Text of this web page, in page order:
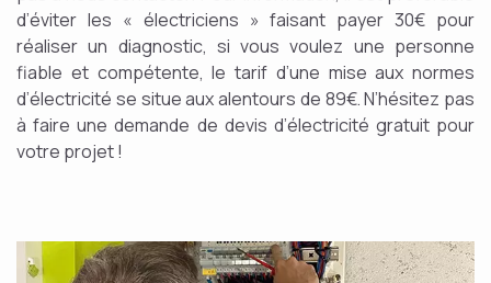
d’éviter les « électriciens » faisant payer 30€ pour
réaliser un diagnostic, si vous voulez une personne
fiable et compétente, le tarif d’une mise aux normes
d’électricité se situe aux alentours de 89€. N’hésitez pas
à faire une demande de devis d’électricité gratuit pour
votre projet !